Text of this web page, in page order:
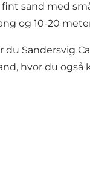
sand med
og 10-20
Sandersvig
hvor du